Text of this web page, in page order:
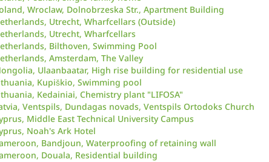
Wroclaw, Dolnobrzeska Str., Apartment Building
Utrecht, Wharfcellars (Outside)
Utrecht, Wharfcellars
Bilthoven, Swimming Pool
Amsterdam, The Valley
Ulaanbaatar, High rise building for residential use
Kupiškio, Swimming pool
Kedainiai, Chemistry plant "LIFOSA"
Ventspils, Dundagas novads, Ventspils Ortodoks Church
Middle East Technical University Campus
Noah's Ark Hotel
Bandjoun, Waterproofing of retaining wall
Douala, Residential building